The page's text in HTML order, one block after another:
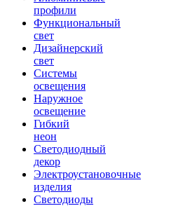
профили
Функциональный
свет
Дизайнерский
свет
Системы
освещения
Наружное
освещение
Гибкий
неон
Светодиодный
декор
Электроустановочные
изделия
Светодиоды